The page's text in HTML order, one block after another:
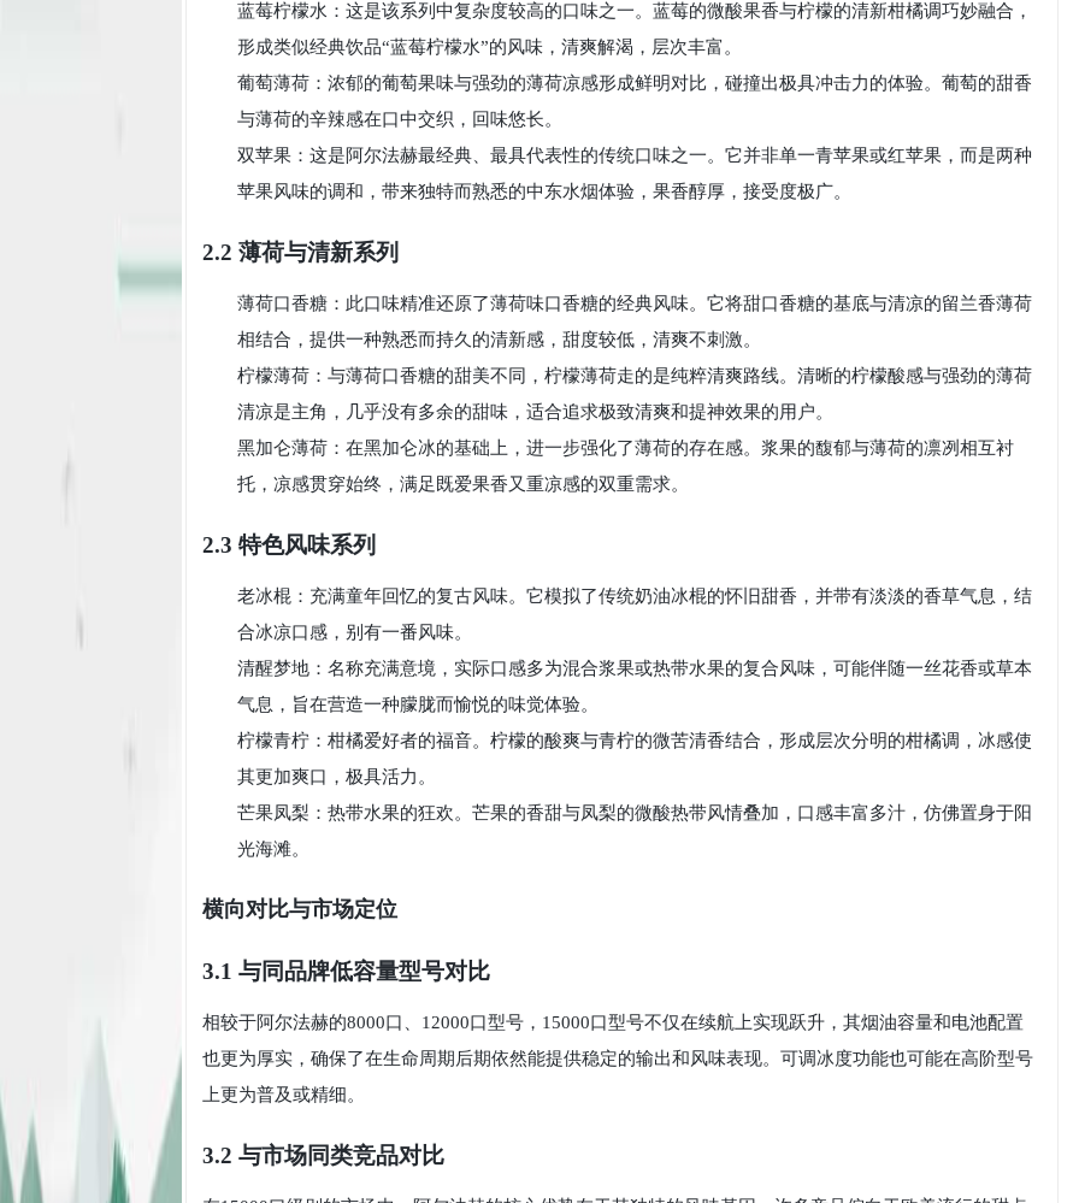
蓝莓柠檬水：这是该系列中复杂度较高的口味之一。蓝莓的微酸果香与柠檬的清新柑橘调巧妙融合，
形成类似经典饮品“蓝莓柠檬水”的风味，清爽解渴，层次丰富。
葡萄薄荷：浓郁的葡萄果味与强劲的薄荷凉感形成鲜明对比，碰撞出极具冲击力的体验。葡萄的甜香
与薄荷的辛辣感在口中交织，回味悠长。
双苹果：这是阿尔法赫最经典、最具代表性的传统口味之一。它并非单一青苹果或红苹果，而是两种
苹果风味的调和，带来独特而熟悉的中东水烟体验，果香醇厚，接受度极广。
2.2 薄荷与清新系列
薄荷口香糖：此口味精准还原了薄荷味口香糖的经典风味。它将甜口香糖的基底与清凉的留兰香薄荷
相结合，提供一种熟悉而持久的清新感，甜度较低，清爽不刺激。
柠檬薄荷：与薄荷口香糖的甜美不同，柠檬薄荷走的是纯粹清爽路线。清晰的柠檬酸感与强劲的薄荷
清凉是主角，几乎没有多余的甜味，适合追求极致清爽和提神效果的用户。
黑加仑薄荷：在黑加仑冰的基础上，进一步强化了薄荷的存在感。浆果的馥郁与薄荷的凛冽相互衬
托，凉感贯穿始终，满足既爱果香又重凉感的双重需求。
2.3 特色风味系列
老冰棍：充满童年回忆的复古风味。它模拟了传统奶油冰棍的怀旧甜香，并带有淡淡的香草气息，结
合冰凉口感，别有一番风味。
清醒梦地：名称充满意境，实际口感多为混合浆果或热带水果的复合风味，可能伴随一丝花香或草本
气息，旨在营造一种朦胧而愉悦的味觉体验。
柠檬青柠：柑橘爱好者的福音。柠檬的酸爽与青柠的微苦清香结合，形成层次分明的柑橘调，冰感使
其更加爽口，极具活力。
芒果凤梨：热带水果的狂欢。芒果的香甜与凤梨的微酸热带风情叠加，口感丰富多汁，仿佛置身于阳
光海滩。
横向对比与市场定位
3.1 与同品牌低容量型号对比
相较于阿尔法赫的8000口、12000口型号，15000口型号不仅在续航上实现跃升，其烟油容量和电池配置
也更为厚实，确保了在生命周期后期依然能提供稳定的输出和风味表现。可调冰度功能也可能在高阶型号
上更为普及或精细。
3.2 与市场同类竞品对比